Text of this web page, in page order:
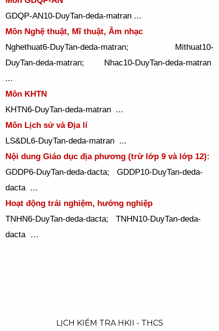
GDQP-AN10-DuyTan-deda-matran ...
Môn Nghệ thuật, Mĩ thuật, Âm nhạc
Nghethuat6-DuyTan-deda-matran; Mithuat10-
DuyTan-deda-matran; Nhac10-DuyTan-deda-matran
...
Môn KHTN
KHTN6-DuyTan-deda-matran ...
Môn Lịch sử và Địa lí
LS&DL6-DuyTan-deda-matran ...
Nội dung Giáo dục địa phương (trừ lớp 9 và lớp 12):
GDDP6-DuyTan-deda-dacta; GDDP10-DuyTan-deda-
dacta ...
Hoạt động trải nghiệm, hướng nghiệp
TNHN6-DuyTan-deda-dacta; TNHN10-DuyTan-deda-
dacta …
LỊCH KIỂM TRA HKII - THCS